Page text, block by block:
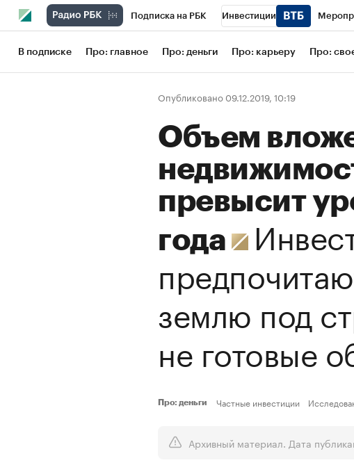
Подписка на РБК Инвестиции
Школа управления РБК РБК Образование
Рынок наличной валюты
В подписке Про: главное Про: деньги Про: карьеру Про:
Опубликовано 09.12.2019, 10:19
Объем
превысит
года
землю под
не готовые
Про: деньги Частные инвестиции
Архивный материал. Дата